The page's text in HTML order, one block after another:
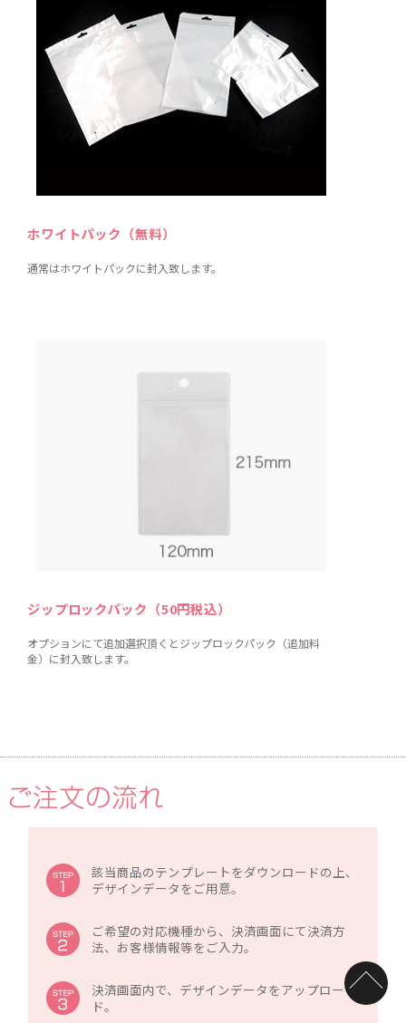
ホワイトパック（無料）
通常はホワイトパックに封入致します。
ジップロックパック（50円税込）
オプションにて追加選択頂くとジップロックパック（追加料
金）に封入致します。
該当商品のテンプレートをダウンロードの上、
デザインデータをご用意。
ご希望の対応機種から、決済画面にて決済方
法、お客様情報等をご入力。
決済画面内で、デザインデータをアップロー
ド。